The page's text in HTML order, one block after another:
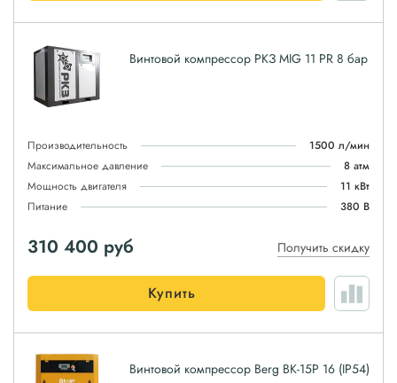
Винтовой компрессор РКЗ MIG 11 PR 8 бар
Производительность
1500 л/мин
Максимальное давление
8 атм
Мощность двигателя
11 кВт
Питание
380 В
310 400 руб Получить скидку
Купить
Винтовой компрессор Berg ВК-15Р 16 (IP54)